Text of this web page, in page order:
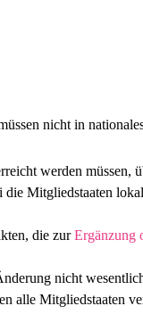
nicht in
werden müssen,
Mitgliedstaaten
die zurErgänzung
nicht
alle Mitgliedstaaten